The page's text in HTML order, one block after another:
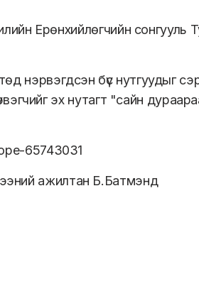
Ерөнхийлөгчийн сонгууль
нэрвэгдсэн бүс нутгуудыг
эх нутагт "сайн
65743031
ажилтан Б.Батмэнд